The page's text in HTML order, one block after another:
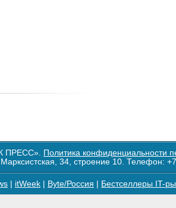
ПРЕСС». Политика конфиденциальности
Марксистская, 34, строение 10. Телефон:
itWeek Byte/Россия Бестселлеры IT-